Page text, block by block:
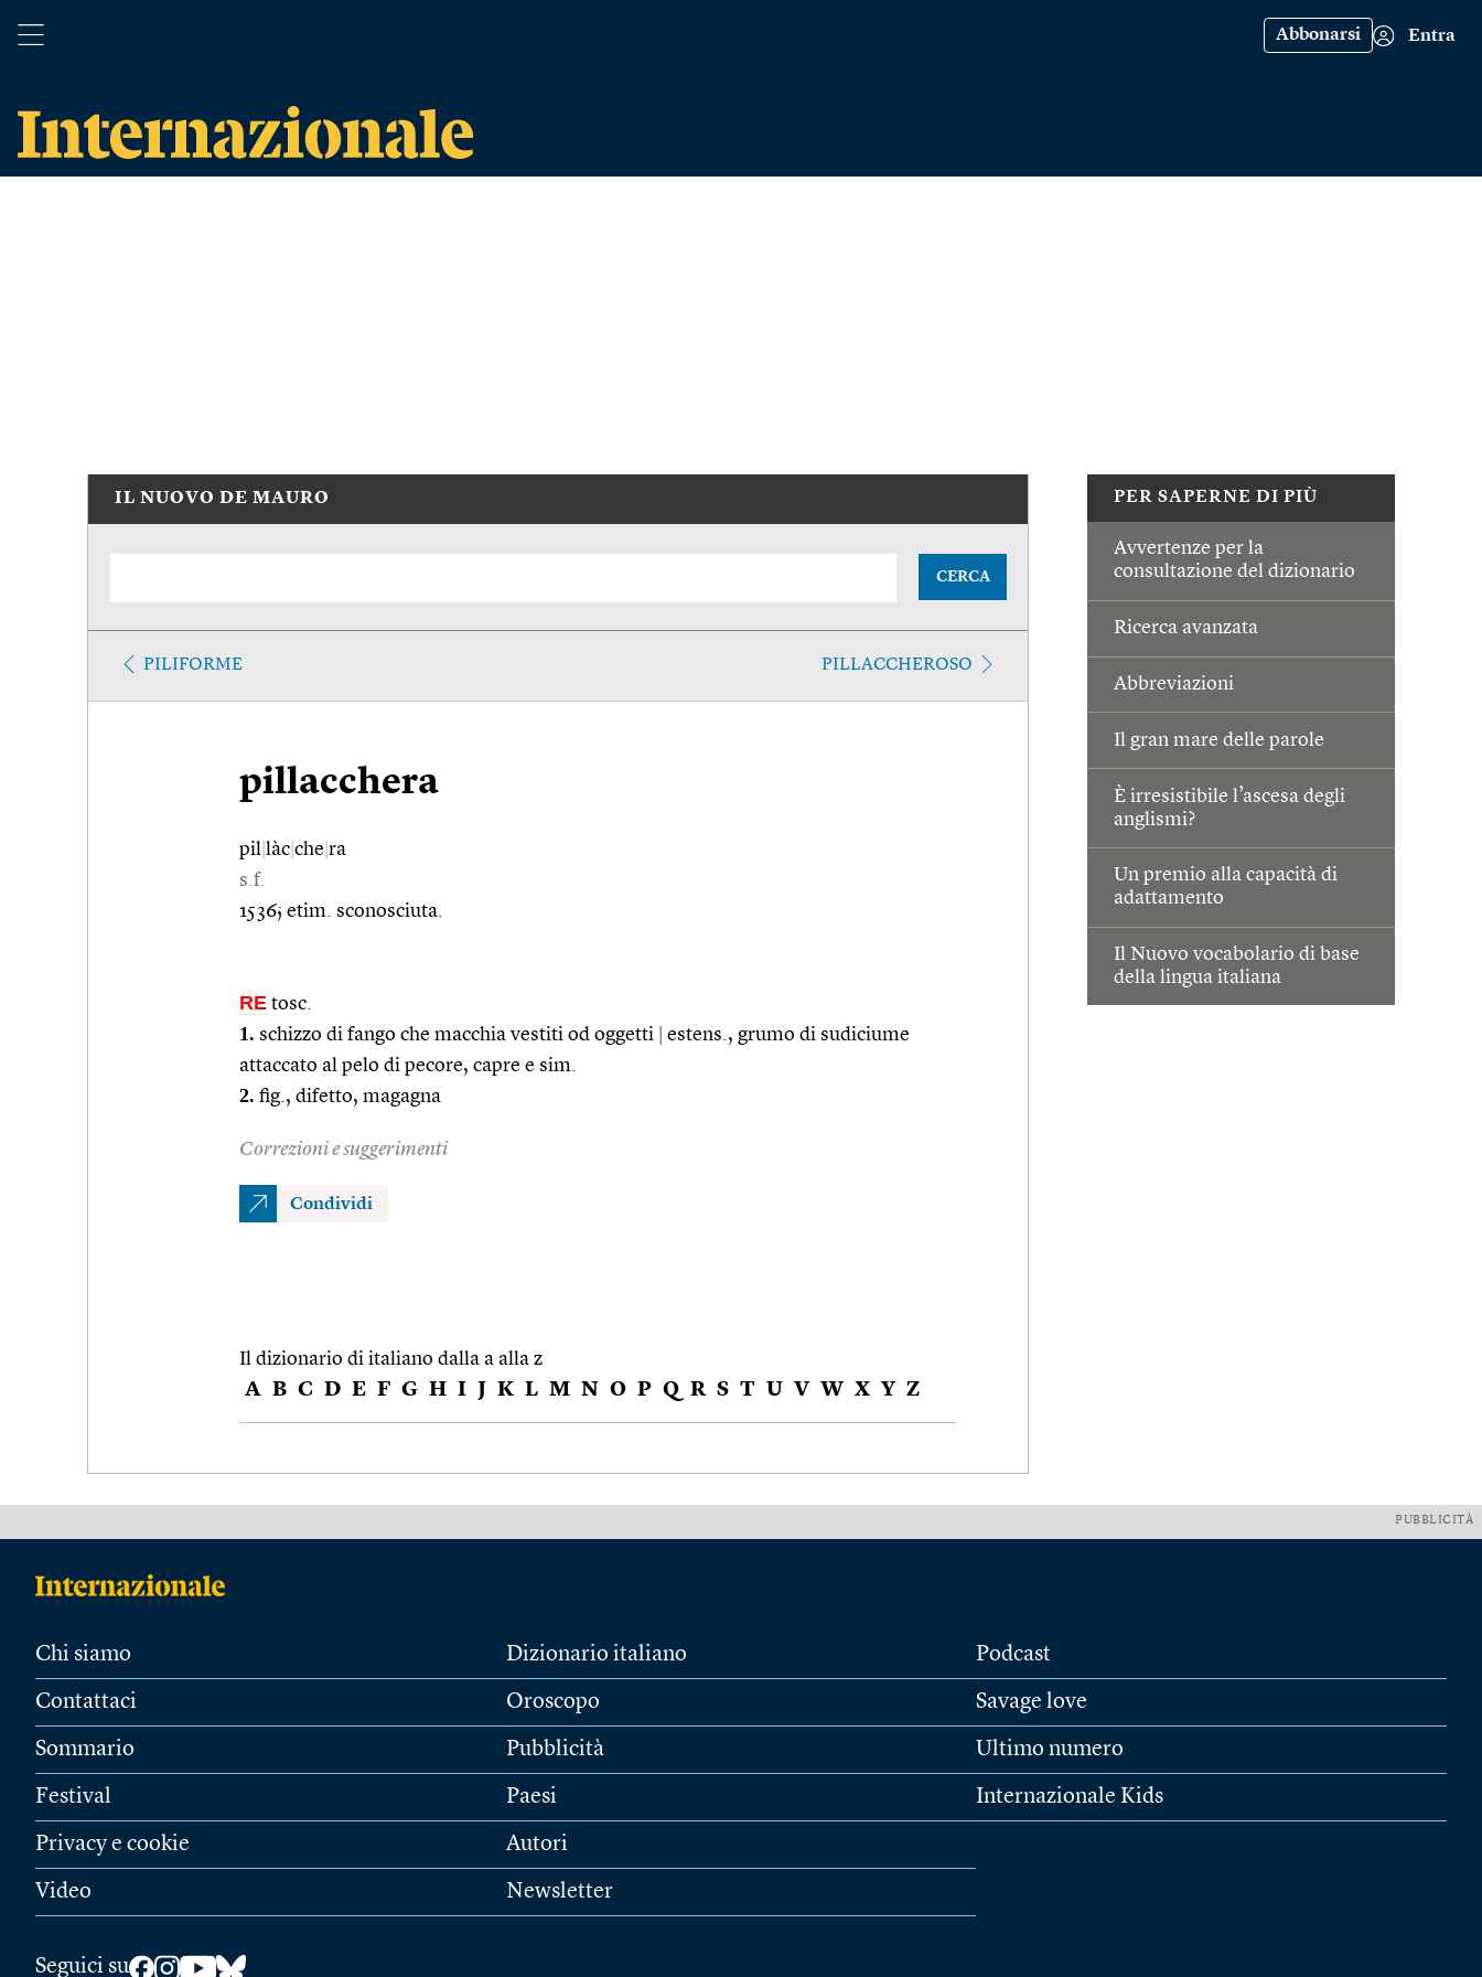
Abbonarsi Entra
PER SAPERNE DI PIÙ
Avvertenze per la
consultazione del dizionario
Ricerca avanzata
Abbreviazioni
Il gran mare delle parole
È irresistibile l’ascesa degli
anglismi?
Un premio alla capacità di
adattamento
Il Nuovo vocabolario di base
della lingua italiana
IL NUOVO DE MAURO
CERCA
PILIFORME PILLACCHEROSO
pillacchera
pil làc che ra
s.f.
1536; etim. sconosciuta.
RE tosc.
1. schizzo di fango che macchia vestiti od oggetti
estens., grumo di sudiciume
attaccato al pelo di pecore, capre e sim.
2. fig., difetto, magagna
Correzioni e suggerimenti
Condividi
Il dizionario di italiano dalla a alla z
A B C D E F G H I J K L M N O P Q R S T U V W X Y Z
PUBBLICITÀ
Chi siamo
Contattaci
Sommario
Festival
Privacy e cookie
Video
Dizionario italiano
Oroscopo
Pubblicità
Paesi
Autori
Newsletter
Podcast
Savage love
Ultimo numero
Internazionale Kids
Seguici su